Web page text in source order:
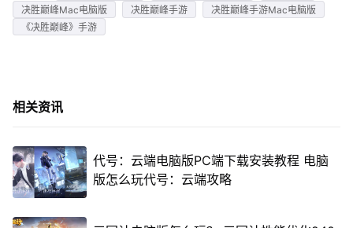
决胜巅峰Mac电脑版
决胜巅峰手游
决胜巅峰手游Mac电脑版
《决胜巅峰》手游
相关资讯
代号：云端电脑版PC端下载安装教程 电脑
版怎么玩代号：云端攻略